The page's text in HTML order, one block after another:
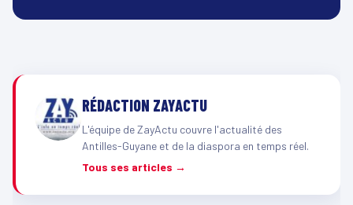
RÉDACTION ZAYACTU
L'équipe de ZayActu couvre l'actualité des
Antilles-Guyane et de la diaspora en temps réel.
Tous ses articles →